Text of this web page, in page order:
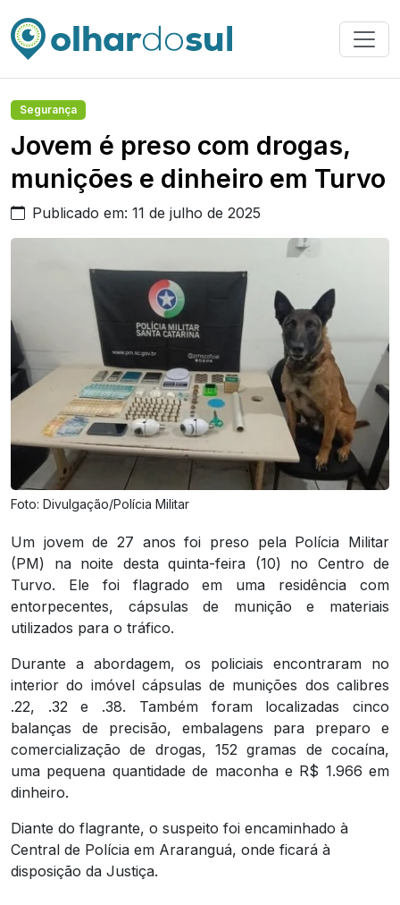
Segurança
Jovem é preso com drogas,
munições e dinheiro em Turvo
Publicado em: 11 de julho de 2025
Foto: Divulgação/Polícia Militar
Um jovem de 27 anos foi preso pela Polícia Militar
(PM) na noite desta quinta-feira (10) no Centro de
Turvo. Ele foi flagrado em uma residência com
entorpecentes, cápsulas de munição e materiais
utilizados para o tráfico.
Durante a abordagem, os policiais encontraram no
interior do imóvel cápsulas de munições dos calibres
.22, .32 e .38. Também foram localizadas cinco
balanças de precisão, embalagens para preparo e
comercialização de drogas, 152 gramas de cocaína,
uma pequena quantidade de maconha e R$ 1.966 em
dinheiro.
Diante do flagrante, o suspeito foi encaminhado à
Central de Polícia em Araranguá, onde ficará à
disposição da Justiça.